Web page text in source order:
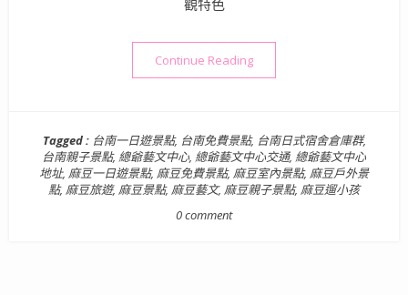
Continue Reading“台南景點》總爺藝文中心：
Tagged : 台南一日遊景點, 台南免費景點, 台南日式宿舍倉庫群,
台南親子景點, 總爺藝文中心 總爺藝文中心交通, 總爺藝文中心
地址, 麻豆一日遊景點, 麻豆免費景點, 麻豆室內景點, 麻豆戶外景
點, 麻豆旅遊, 麻豆景點, 麻豆藝文, 麻豆親子景點, 麻豆遛小孩
0 comment